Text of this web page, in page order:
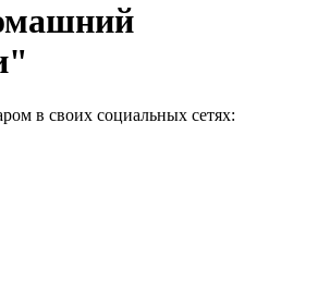
в своих социальных сетях: